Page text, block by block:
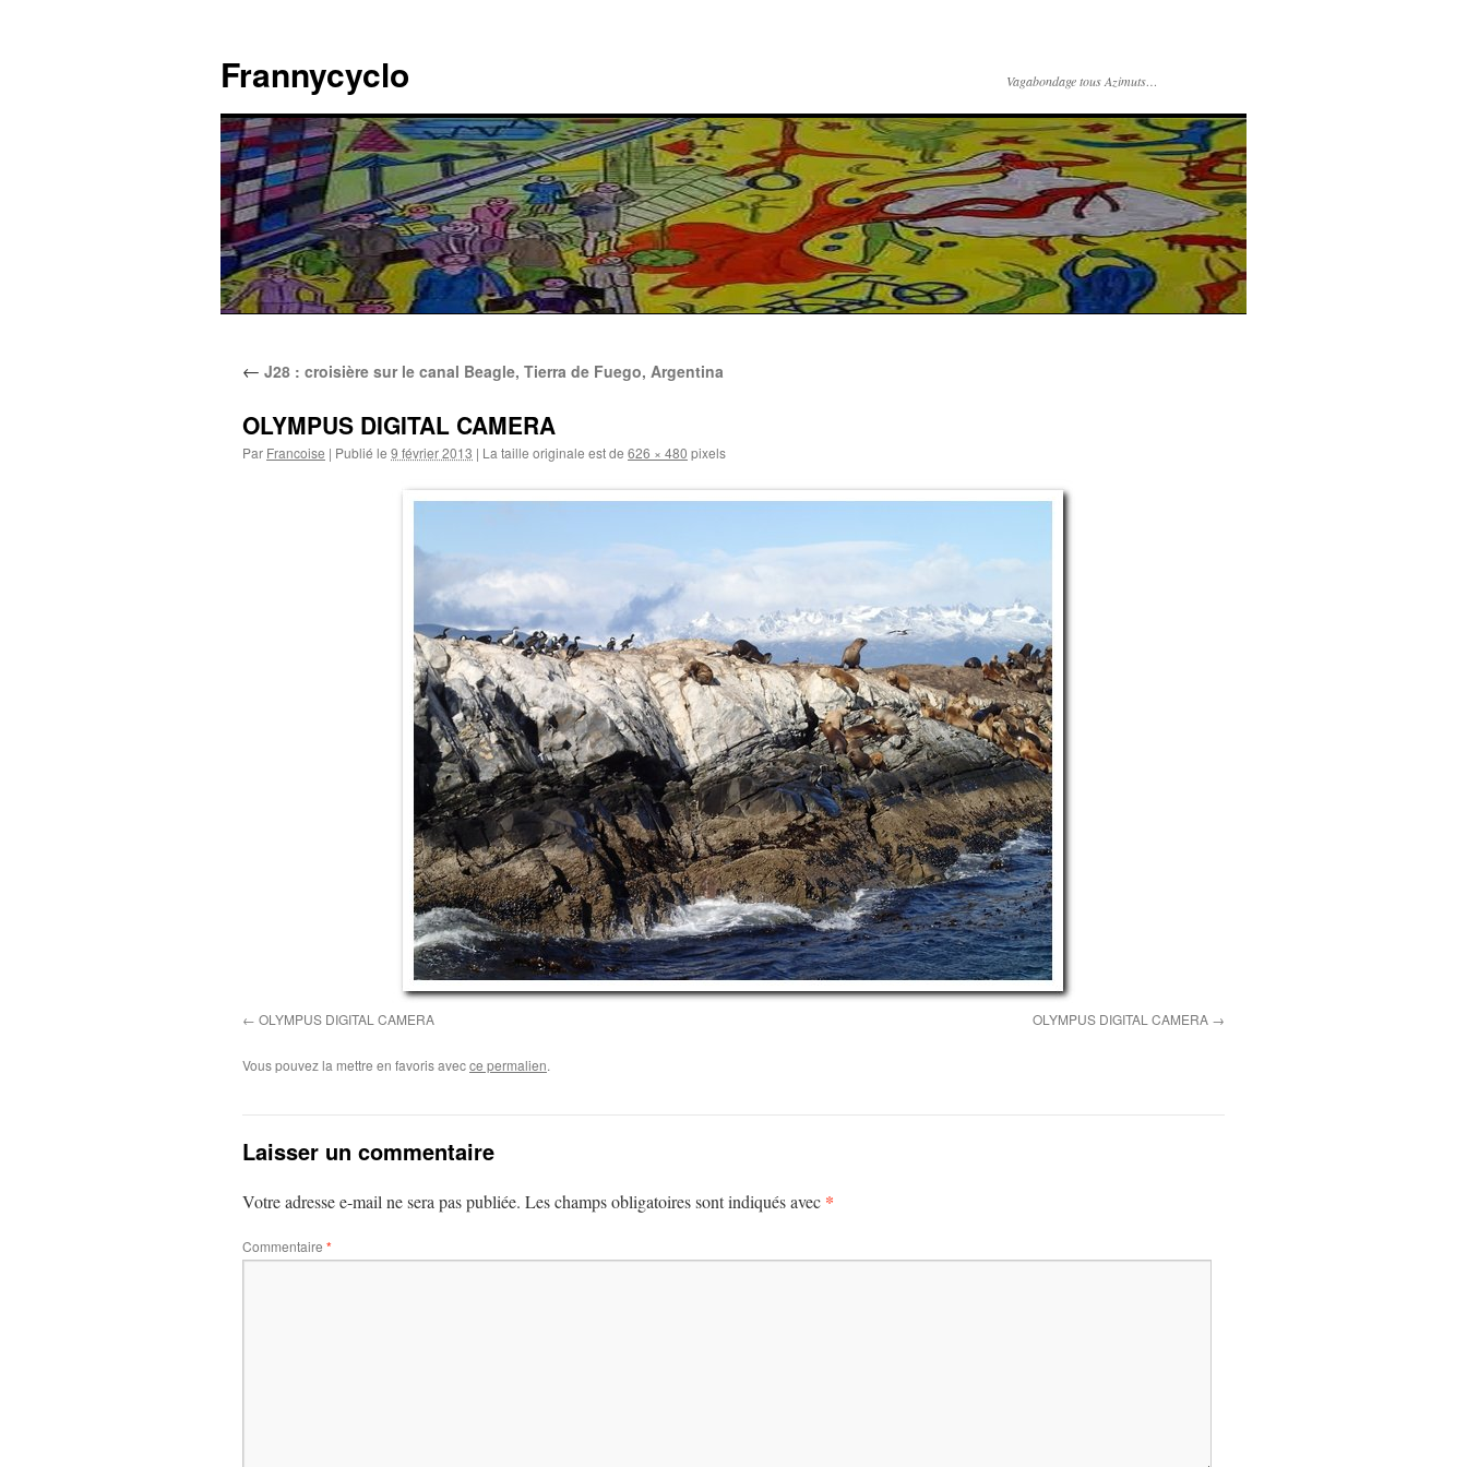
contenu
Frannycyclo Vagabondage tous Azimuts…
← J28 : croisière sur le canal Beagle, Tierra de Fuego, Argentina
OLYMPUS DIGITAL CAMERA
Par Francoise | Publié le 9 février 2013 | La taille originale est de 626 × 480 pixels
OLYMPUS DIGITAL CAMERA OLYMPUS DIGITAL CAMERA
Vous pouvez la mettre en favoris avecce permalien.
Laisser un commentaire
Votre adresse e-mail ne sera pas publiée. Les champs obligatoires sont indiqués avec *
Commentaire *